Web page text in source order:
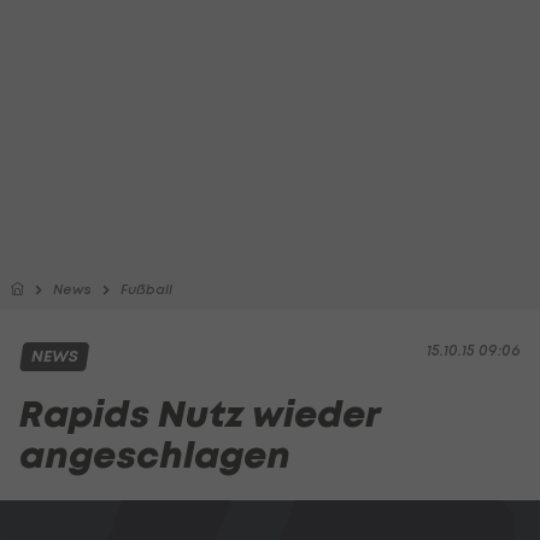
News Fußball
15.10.15 09:06
NEWS
Rapids Nutz wieder
angeschlagen